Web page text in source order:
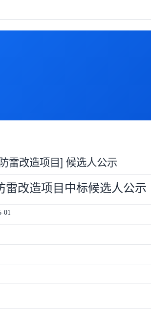
雷改造项目] 候选人公示
雷改造项目 中标候选人公示
01